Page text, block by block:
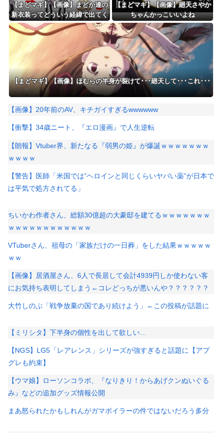
【まどマギ】【画像】まどか達の
新衣装ってどういう経緯で出てく
るんだろうね
【まどマギ】【画像】廻天さやか
ちゃんかっこいいよね
【まどマギ】【画像】ほむらの半身が裂けて･･･廻天して･･･これ･･･
【画像】20年前のAV、キチガイすぎるwwwwww
【衝撃】34歳ニート、『エロ漫画』で人生逆転
【朗報】Vtuber界、新たなる『弱男の姫』が爆誕ｗｗｗｗｗｗｗ
ｗｗｗｗ
【警告】医師「米国では”ヘロインと同じくらいヤバい薬”が日本で
は平気で処方されてる」
ちいかわ作者さん、総額30億超の大豪邸を建てるｗｗｗｗｗｗｗ
ｗｗｗｗｗｗｗｗｗｗｗｗ
VTuberさん、祖母の「家族だけの一日葬」をした結果ｗｗｗｗｗ
ｗｗ
【画像】居酒屋さん、6人で長居して会計4939円しか使わない客
にお気持ち表明してしまう←コレどっちが悪いんや？？？？？？
大竹しのぶ「戦争放棄の国であり続けよう」←この投稿が話題に
【ミリシタ】下半身の個性を出して欲しい…
【NGS】LG5「レアレンス」シリーズが強すぎると話題に【アプ
グレも約束】
【ウマ娘】ローソンコラボ、『なりきり！からあげクンぬいぐる
み』などの追加グッズ情報公開
まあ怒られたかもしれんがガマボイラーの件ではないだろう多分